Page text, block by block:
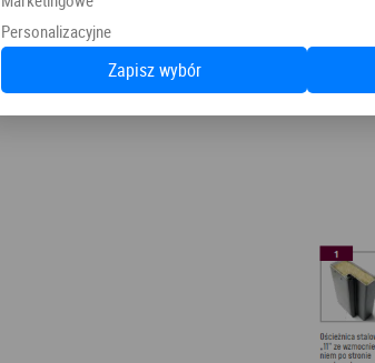
Personalizacyjne
Zapisz wybór